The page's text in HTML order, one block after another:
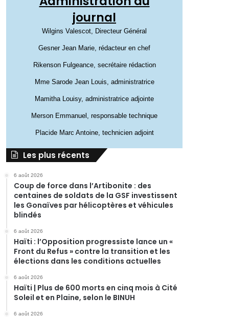
journal
Wilgins Valescot, Directeur Général
Gesner Jean Marie, rédacteur en chef
Rikenson Fulgeance, secrétaire rédaction
Mme Sarode Jean Louis, administratrice
Mamitha Louisy, administratrice adjointe
Merson Emmanuel, responsable technique
Placide Marc Antoine, technicien adjoint
Les plus récents
6 août 2026
Coup de force dans l’Artibonite : des
centaines de soldats de la GSF investissent
les Gonaïves par hélicoptères et véhicules
blindés
6 août 2026
Haïti : l’Opposition progressiste lance un «
Front du Refus » contre la transition et les
élections dans les conditions actuelles
6 août 2026
Haïti | Plus de 600 morts en cinq mois à Cité
Soleil et en Plaine, selon le BINUH
6 août 2026